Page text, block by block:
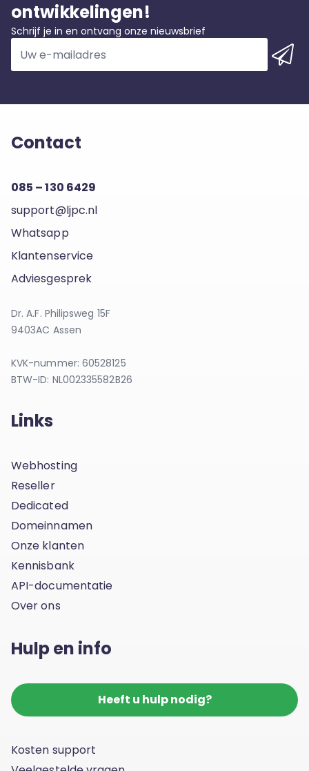
ontwikkelingen!
Schrijf je in en ontvang onze nieuwsbrief
Contact
085 – 130 6429
support@ljpc.nl
Whatsapp
Klantenservice
Adviesgesprek
Dr. A.F. Philipsweg 15F
9403AC Assen
KVK-nummer: 60528125
BTW-ID: NL002335582B26
Links
Webhosting
Reseller
Dedicated
Domeinnamen
Onze klanten
Kennisbank
API-documentatie
Over ons
Hulp en info
Heeft u hulp nodig?
Kosten support